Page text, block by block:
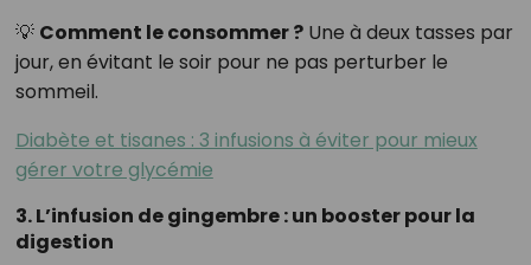
💡 Comment le consommer ?Une à deux tasses par
jour, en évitant le soir pour ne pas perturber le
sommeil.
Diabète et tisanes : 3 infusions à éviter pour mieux
gérer votre glycémie
3. L’infusion de gingembre : un booster pour la
digestion